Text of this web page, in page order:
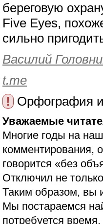
береговую
Five Eyes,
сильно
Василий
t.me
!
Орфография и
Уважаемые
Многие годы на
комментирования,
говорится «без
Отключил не
Таким образом, вы
Мы постараемся
потребуется время.